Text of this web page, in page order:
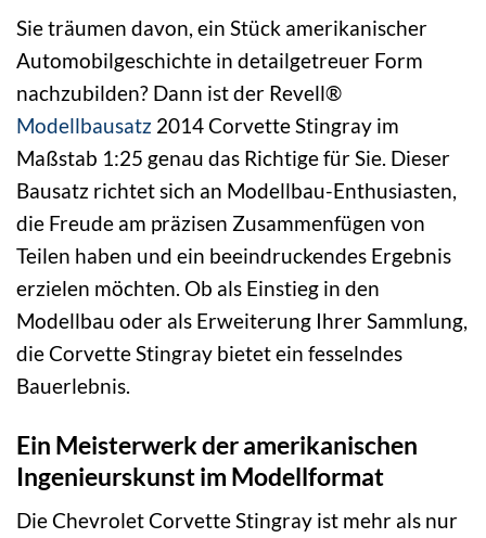
Sie träumen davon, ein Stück amerikanischer
Automobilgeschichte in detailgetreuer Form
nachzubilden? Dann ist der Revell®
Modellbausatz 2014 Corvette Stingray im
Maßstab 1:25 genau das Richtige für Sie. Dieser
Bausatz richtet sich an Modellbau-Enthusiasten,
die Freude am präzisen Zusammenfügen von
Teilen haben und ein beeindruckendes Ergebnis
erzielen möchten. Ob als Einstieg in den
Modellbau oder als Erweiterung Ihrer Sammlung,
die Corvette Stingray bietet ein fesselndes
Bauerlebnis.
Ein Meisterwerk der amerikanischen
Ingenieurskunst im Modellformat
Die Chevrolet Corvette Stingray ist mehr als nur